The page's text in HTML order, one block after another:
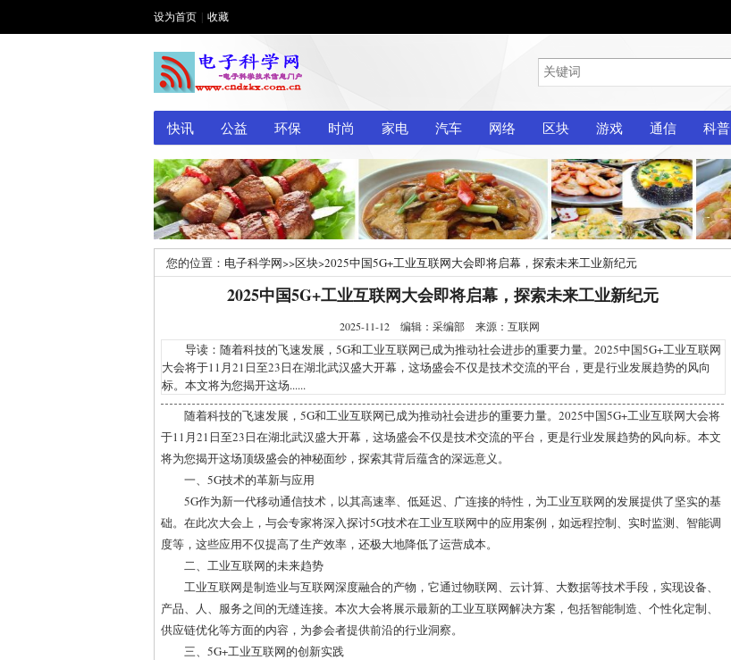
设为首页 收藏
快讯 公益 环保 时尚 家电 汽车 网络 区块 游戏 通信 科普
您的位置： 电子科学网>>区块>2025中国5G+工业互联网大会即将启幕，探索未来工业新纪元
2025中国5G+工业互联网大会即将启幕，探索未来工业新纪元
2025-11-12 编辑：采编部 来源：互联网
导读：随着科技的飞速发展，5G和工业互联网已成为推动社会进步的重要力量。2025中国5G+工业互联网
大会将于11月21日至23日在湖北武汉盛大开幕，这场盛会不仅是技术交流的平台，更是行业发展趋势的风向
标。本文将为您揭开这场......
随着科技的飞速发展，5G和工业互联网已成为推动社会进步的重要力量。2025中国5G+工业互联网大会将
于11月21日至23日在湖北武汉盛大开幕，这场盛会不仅是技术交流的平台，更是行业发展趋势的风向标。本文
将为您揭开这场顶级盛会的神秘面纱，探索其背后蕴含的深远意义。
一、5G技术的革新与应用
5G作为新一代移动通信技术，以其高速率、低延迟、广连接的特性，为工业互联网的发展提供了坚实的基
础。在此次大会上，与会专家将深入探讨5G技术在工业互联网中的应用案例，如远程控制、实时监测、智能调
度等，这些应用不仅提高了生产效率，还极大地降低了运营成本。
二、工业互联网的未来趋势
工业互联网是制造业与互联网深度融合的产物，它通过物联网、云计算、大数据等技术手段，实现设备、
产品、人、服务之间的无缝连接。本次大会将展示最新的工业互联网解决方案，包括智能制造、个性化定制、
供应链优化等方面的内容，为参会者提供前沿的行业洞察。
三、5G+工业互联网的创新实践